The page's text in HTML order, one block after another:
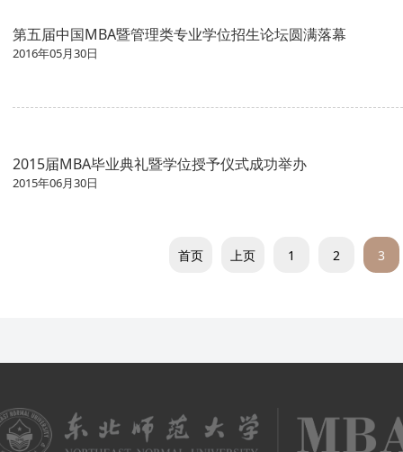
第五届中国MBA暨管理类专业学位招生论坛圆满落幕
2016年05月30日
2015届MBA毕业典礼暨学位授予仪式成功举办
2015年06月30日
首页 上页 1 2 3